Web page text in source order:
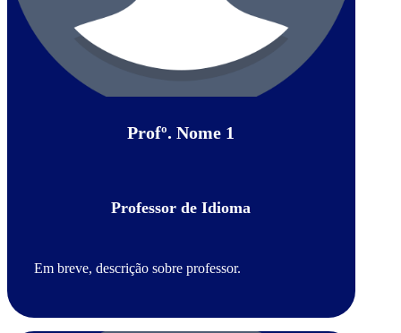
Profº. Nome 1
Professor de Idioma
Em breve, descrição sobre professor.